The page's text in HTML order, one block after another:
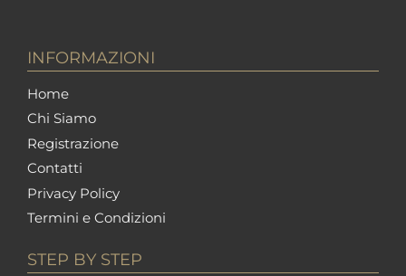
INFORMAZIONI
Home
Chi Siamo
Registrazione
Contatti
Privacy Policy
Termini e Condizioni
STEP BY STEP